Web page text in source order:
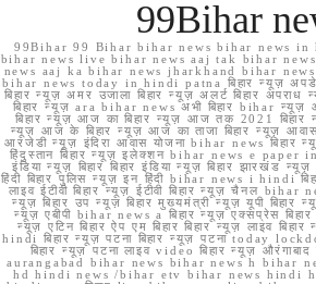
99Bihar
99Bihar 99 Bihar bihar news bihar news in
bihar news live bihar news aaj tak bihar
news aaj ka bihar news jharkhand bihar news
bihar news today in hindi patna बिहार न्यूज़ अपडेट
बिहार न्यूज़ अमर उजाला बिहार न्यूज़ अलर्ट बिहार
बिहार न्यूज़ ara bihar news अभी बिहार bihar
बिहार न्यूज़ आज का बिहार न्यूज़ आज तक 2021 बिहार
न्यूज़ आज के बिहार न्यूज़ आज का ताजा बिहार न्यूज़ आवास
आरजेडी न्यूज़ इंदिरा आवास योजना bihar news बिहार
हिंदुस्तान बिहार न्यूज़ इलेक्शन bihar news e
इंडिया न्यूज़ बिहार बिहार इंडिया न्यूज़ बिहार झारखंड
हिंदी बिहार पुलिस न्यूज़ इन हिंदी bihar news i hindi
लाइव ईटीवी बिहार न्यूज़ ईटीवी बिहार न्यूज़ चैनल bihar
न्यूज़ बिहार उप न्यूज़ बिहार मुख्यमंत्री न्यूज़ यूपी बिहार न्यूज़
न्यूज़ एबीपी bihar news a बिहार न्यूज़ एक्सप्रेस
न्यूज़ एटिन बिहार ऐप एम बिहार बिहार न्यूज़ लाइव
hindi बिहार न्यूज़ पटना बिहार न्यूज़ पटना today
बिहार न्यूज़ पटना लाइव video बिहार न्यूज़ औरंगाबाद
aurangabad bihar news bihar news h bihar
hd hindi news /bihar etv bihar news hindi